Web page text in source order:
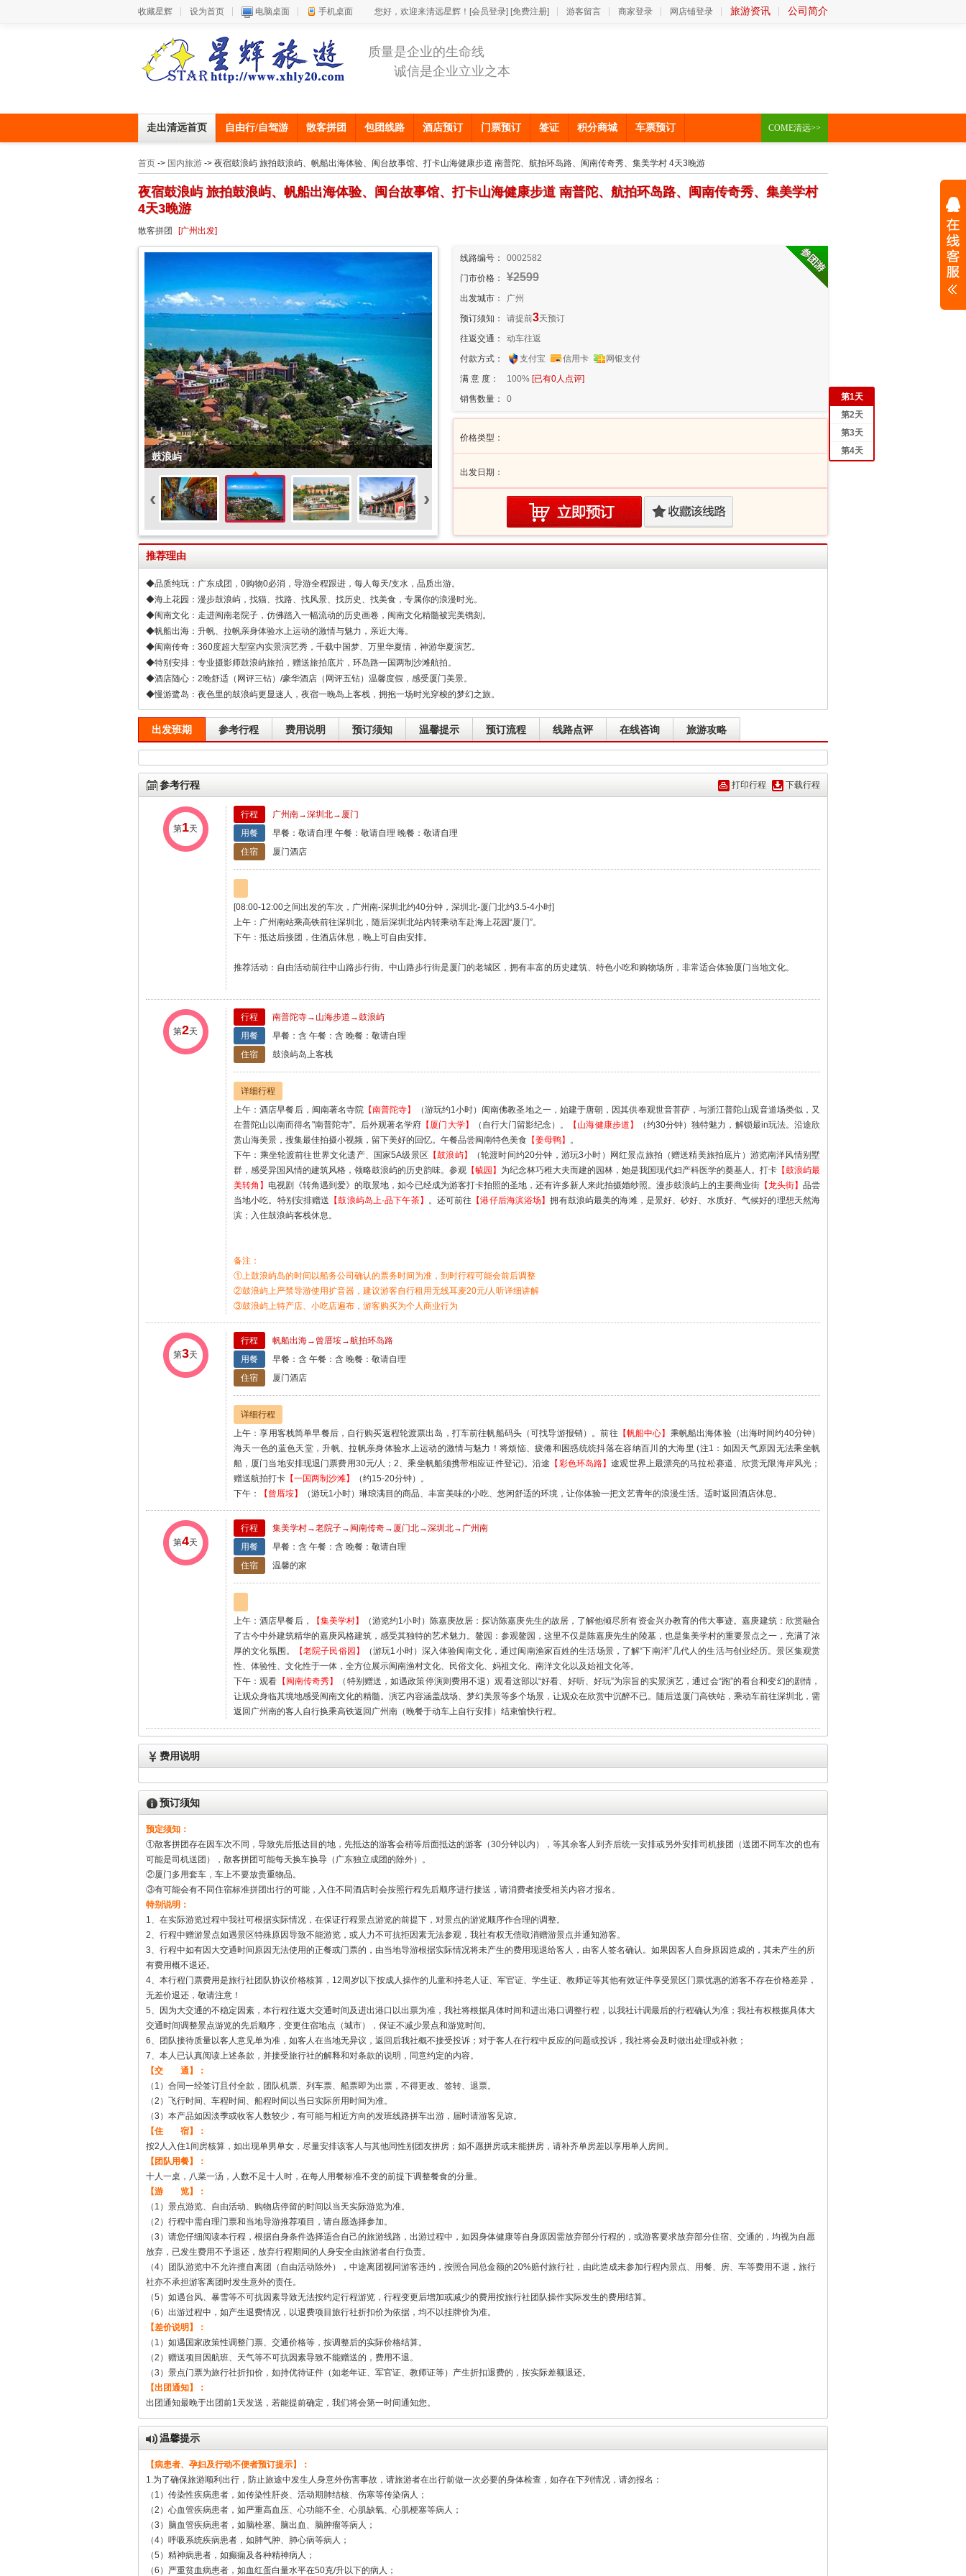
收藏星辉 设为首页 电脑桌面 手机桌面 您好，欢迎来清远星辉！ [会员登录] [免费注册] 游客留言 商家登录 网店铺登录 旅游资讯 公司简介
质量是企业的生命线
诚信是企业立业之本
走出清远首页 自由行/自驾游 散客拼团 包团线路 酒店预订 门票预订 签证 积分商城 车票预订 COME清远>>
首页 -> 国内旅游 -> 夜宿鼓浪屿 旅拍鼓浪屿、帆船出海体验、闽台故事馆、打卡山海健康步道 南普陀、航拍环岛路、闽南传奇秀、集美学村 4天3晚游
夜宿鼓浪屿 旅拍鼓浪屿、帆船出海体验、闽台故事馆、打卡山海健康步道 南普陀、航拍环岛路、闽南传奇秀、集美学村
4天3晚游
散客拼团 [广州出发]
鼓浪屿
‹ ›
线路编号：
0002582
门市价格：
¥2599
出发城市：
广州
预订须知：
请提前3天预订
往返交通：
动车往返
付款方式：
支付宝 信用卡
网银支付
满 意 度：
100% [已有0人点评]
销售数量：
0
价格类型：
出发日期：
推荐理由
◆品质纯玩：广东成团，0购物0必消，导游全程跟进，每人每天/支水，品质出游。
◆海上花园：漫步鼓浪屿，找猫、找路、找风景、找历史、找美食，专属你的浪漫时光。
◆闽南文化：走进闽南老院子，仿佛踏入一幅流动的历史画卷，闽南文化精髓被完美镌刻。
◆帆船出海：升帆、拉帆亲身体验水上运动的激情与魅力，亲近大海。
◆闽南传奇：360度超大型室内实景演艺秀，千载中国梦、万里华夏情，神游华夏演艺。
◆特别安排：专业摄影师鼓浪屿旅拍，赠送旅拍底片，环岛路一国两制沙滩航拍。
◆酒店随心：2晚舒适（网评三钻）/豪华酒店（网评五钻）温馨度假，感受厦门美景。
◆慢游鹭岛：夜色里的鼓浪屿更显迷人，夜宿一晚岛上客栈，拥抱一场时光穿梭的梦幻之旅。
出发班期 参考行程 费用说明 预订须知 温馨提示 预订流程 线路点评 在线咨询 旅游攻略
打印行程 下载行程
参考行程
第1天
行程
广州南→深圳北→厦门
用餐
早餐：敬请自理 午餐：敬请自理 晚餐：敬请自理
住宿
厦门酒店
[08:00-12:00之间出发的车次，广州南-深圳北约40分钟，深圳北-厦门北约3.5-4小时]
上午：广州南站乘高铁前往深圳北，随后深圳北站内转乘动车赴海上花园“厦门”。
下午：抵达后接团，住酒店休息，晚上可自由安排。
推荐活动：自由活动前往中山路步行街。中山路步行街是厦门的老城区，拥有丰富的历史建筑、特色小吃和购物场所，非常适合体验厦门当地文化。
第2天
行程
南普陀寺→山海步道→鼓浪屿
用餐
早餐：含 午餐：含 晚餐：敬请自理
住宿
鼓浪屿岛上客栈
详细行程
上午：酒店早餐后，闽南著名寺院 【南普陀寺】
（游玩约1小时）闽南佛教圣地之一，始建于唐朝，因其供奉观世音菩萨，与浙江普陀山观音道场类似，又
在普陀山以南而得名"南普陀寺"。后外观著名学府 【厦门大学】 （自行大门留影纪念）。 【山海健康步道】
（约30分钟）独特魅力，解锁最in玩法。沿途欣
赏山海美景，搜集最佳拍摄小视频，留下美好的回忆。午餐品尝闽南特色美食 【姜母鸭】 。
下午：乘坐轮渡前往世界文化遗产、国家5A级景区 【鼓浪屿】
（轮渡时间约20分钟，游玩3小时）网红景点旅拍（赠送精美旅拍底片）游览南洋风情别墅
群，感受异国风情的建筑风格，领略鼓浪屿的历史韵味。参观 【毓园】 为纪念林巧稚大夫而建的园林，她是我国现代妇产科医学的奠基人。打卡 【鼓浪屿最
美转角】 电视剧《转角遇到爱》的取景地，如今已经成为游客打卡拍照的圣地，还有许多新人来此拍摄婚纱照。漫步鼓浪屿上的主要商业街 【龙头街】 品尝
当地小吃。特别安排赠送 【鼓浪屿岛上·品下午茶】 。还可前往 【港仔后海滨浴场】拥有鼓浪屿最美的海滩，是景好、砂好、水质好、气候好的理想天然海
滨；入住鼓浪屿客栈休息。
备注：
①上鼓浪屿岛的时间以船务公司确认的票务时间为准，到时行程可能会前后调整
②鼓浪屿上严禁导游使用扩音器，建议游客自行租用无线耳麦20元/人听详细讲解
③鼓浪屿上特产店、小吃店遍布，游客购买为个人商业行为
第3天
行程
帆船出海→曾厝垵→航拍环岛路
用餐
早餐：含 午餐：含 晚餐：敬请自理
住宿
厦门酒店
详细行程
上午：享用客栈简单早餐后，自行购买返程轮渡票出岛，打车前往帆船码头（可找导游报销）。前往 【帆船中心】 乘帆船出海体验（出海时间约40分钟）
海天一色的蓝色天堂，升帆、拉帆亲身体验水上运动的激情与魅力！将烦恼、疲倦和困惑统统抖落在容纳百川的大海里 (注1：如因天气原因无法乘坐帆
船，厦门当地安排现退门票费用30元/人；2、乘坐帆船须携带相应证件登记)。沿途
【彩色环岛路】途观世界上最漂亮的马拉松赛道、欣赏无限海岸风光；
赠送航拍打卡 【一国两制沙滩】
（约15-20分钟）。
下午：
【曾厝垵】 （游玩1小时）琳琅满目的商品、丰富美味的小吃、悠闲舒适的环境，让你体验一把文艺青年的浪漫生活。适时返回酒店休息。
第4天
行程
集美学村→老院子→闽南传奇→厦门北→深圳北→广州南
用餐
早餐：含 午餐：含 晚餐：敬请自理
住宿
温馨的家
上午：酒店早餐后， 【集美学村】
（游览约1小时）陈嘉庚故居：探访陈嘉庚先生的故居，了解他倾尽所有资金兴办教育的伟大事迹。嘉庚建筑：欣赏融合
了古今中外建筑精华的嘉庚风格建筑，感受其独特的艺术魅力。鳌园：参观鳌园，这里不仅是陈嘉庚先生的陵墓，也是集美学村的重要景点之一，充满了浓
厚的文化氛围。
【老院子民俗园】
（游玩1小时）深入体验闽南文化，通过闽南渔家百姓的生活场景，了解“下南洋”几代人的生活与创业经历。景区集观赏
性、体验性、文化性于一体，全方位展示闽南渔村文化、民俗文化、妈祖文化、南洋文化以及始祖文化等。
下午：观看 【闽南传奇秀】
（特别赠送，如遇政策停演则费用不退）观看这部以“好看、好听、好玩”为宗旨的实景演艺，通过会“跑”的看台和变幻的剧情，
让观众身临其境地感受闽南文化的精髓。演艺内容涵盖战场、梦幻美景等多个场景，让观众在欣赏中沉醉不已。随后送厦门高铁站，乘动车前往深圳北，需
返回广州南的客人自行换乘高铁返回广州南（晚餐于动车上自行安排）结束愉快行程。
费用说明
预订须知
预定须知：
①散客拼团存在因车次不同，导致先后抵达目的地，先抵达的游客会稍等后面抵达的游客（30分钟以内），等其余客人到齐后统一安排或另外安排司机接团（送团不同车次的也有
可能是司机送团），散客拼团可能每天换车换导（广东独立成团的除外）。
②厦门多用套车，车上不要放贵重物品。
③有可能会有不同住宿标准拼团出行的可能，入住不同酒店时会按照行程先后顺序进行接送，请消费者接受相关内容才报名。
特别说明：
1、在实际游览过程中我社可根据实际情况，在保证行程景点游览的前提下，对景点的游览顺序作合理的调整。
2、行程中赠游景点如遇景区特殊原因导致不能游览，或人力不可抗拒因素无法参观，我社有权无偿取消赠游景点并通知游客。
3、行程中如有因大交通时间原因无法使用的正餐或门票的，由当地导游根据实际情况将未产生的费用现退给客人，由客人签名确认。如果因客人自身原因造成的，其未产生的所
有费用概不退还。
4、本行程门票费用是旅行社团队协议价格核算，12周岁以下按成人操作的儿童和持老人证、军官证、学生证、教师证等其他有效证件享受景区门票优惠的游客不存在价格差异，
无差价退还，敬请注意！
5、因为大交通的不稳定因素，本行程往返大交通时间及进出港口以出票为准，我社将根据具体时间和进出港口调整行程，以我社计调最后的行程确认为准；我社有权根据具体大
交通时间调整景点游览的先后顺序，变更住宿地点（城市），保证不减少景点和游览时间。
6、团队接待质量以客人意见单为准，如客人在当地无异议，返回后我社概不接受投诉；对于客人在行程中反应的问题或投诉，我社将会及时做出处理或补救；
7、本人已认真阅读上述条款，并接受旅行社的解释和对条款的说明，同意约定的内容。
【交 通】：
（1）合同一经签订且付全款，团队机票、列车票、船票即为出票，不得更改、签转、退票。
（2）飞行时间、车程时间、船程时间以当日实际所用时间为准。
（3）本产品如因淡季或收客人数较少，有可能与相近方向的发班线路拼车出游，届时请游客见谅。
【住 宿】：
按2人入住1间房核算，如出现单男单女，尽量安排该客人与其他同性别团友拼房；如不愿拼房或未能拼房，请补齐单房差以享用单人房间。
【团队用餐】：
十人一桌，八菜一汤，人数不足十人时，在每人用餐标准不变的前提下调整餐食的分量。
【游 览】：
（1）景点游览、自由活动、购物店停留的时间以当天实际游览为准。
（2）行程中需自理门票和当地导游推荐项目，请自愿选择参加。
（3）请您仔细阅读本行程，根据自身条件选择适合自己的旅游线路，出游过程中，如因身体健康等自身原因需放弃部分行程的，或游客要求放弃部分住宿、交通的，均视为自愿
放弃，已发生费用不予退还，放弃行程期间的人身安全由旅游者自行负责。
（4）团队游览中不允许擅自离团（自由活动除外），中途离团视同游客违约，按照合同总金额的20%赔付旅行社，由此造成未参加行程内景点、用餐、房、车等费用不退，旅行
社亦不承担游客离团时发生意外的责任。
（5）如遇台风、暴雪等不可抗因素导致无法按约定行程游览，行程变更后增加或减少的费用按旅行社团队操作实际发生的费用结算。
（6）出游过程中，如产生退费情况，以退费项目旅行社折扣价为依据，均不以挂牌价为准。
【差价说明】：
（1）如遇国家政策性调整门票、交通价格等，按调整后的实际价格结算。
（2）赠送项目因航班、天气等不可抗因素导致不能赠送的，费用不退。
（3）景点门票为旅行社折扣价，如持优待证件（如老年证、军官证、教师证等）产生折扣退费的，按实际差额退还。
【出团通知】：
出团通知最晚于出团前1天发送，若能提前确定，我们将会第一时间通知您。
温馨提示
【病患者、孕妇及行动不便者预订提示】：
1.为了确保旅游顺利出行，防止旅途中发生人身意外伤害事故，请旅游者在出行前做一次必要的身体检查，如存在下列情况，请勿报名：
（1）传染性疾病患者，如传染性肝炎、活动期肺结核、伤寒等传染病人；
（2）心血管疾病患者，如严重高血压、心功能不全、心肌缺氧、心肌梗塞等病人；
（3）脑血管疾病患者，如脑栓塞、脑出血、脑肿瘤等病人；
（4）呼吸系统疾病患者，如肺气肿、肺心病等病人；
（5）精神病患者，如癫痫及各种精神病人；
（6）严重贫血病患者，如血红蛋白量水平在50克/升以下的病人；
第1天
第2天
第3天
第4天